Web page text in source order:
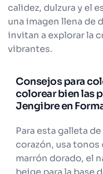
calidez, dulzura y el
una imagen llena de
invitan a explorar la
vibrantes.
Consejos para
colorear bien las
Jengibre en
Para esta galleta
corazón, usa
marrón dorado, el